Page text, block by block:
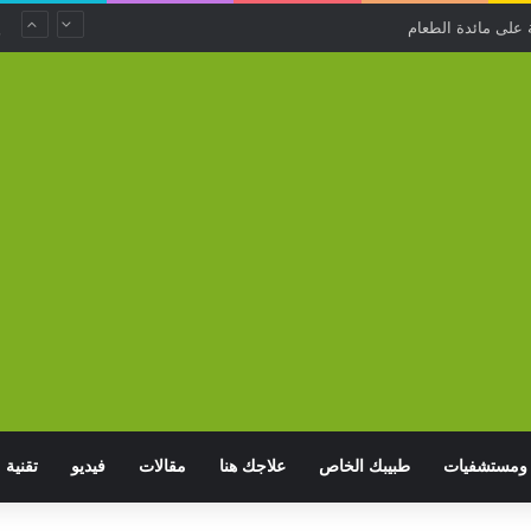
منزلية غير متوقعة لتفل القهوة
طبيبك الخاص علاجك هنا مقالات فيديو تقنية